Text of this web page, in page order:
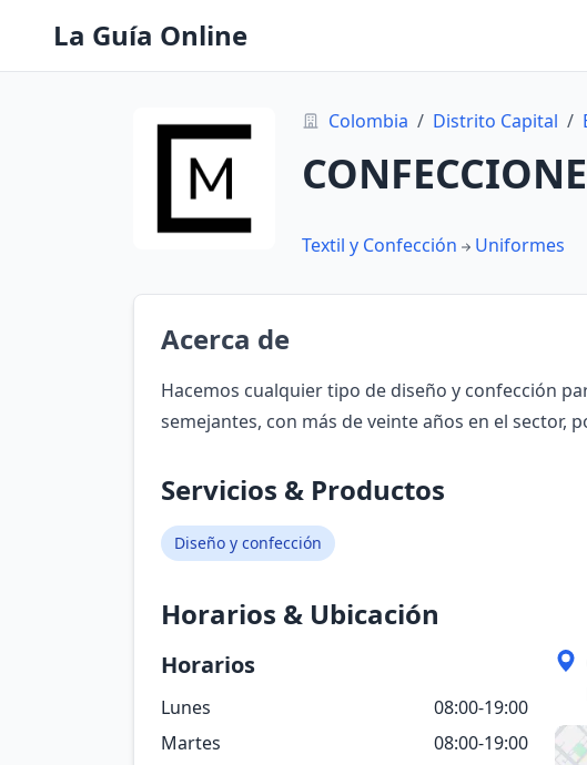
La Guía Online
Colombia / Distrito Capital /
Textil y Confección Uniformes
Acerca de
Hacemos cualquier tipo de diseño y confección
semejantes, con más de veinte años en el sector,
Servicios & Productos
Diseño y confección
Horarios & Ubicación
Horarios
Lunes
08:00-19:00
Martes
08:00-19:00